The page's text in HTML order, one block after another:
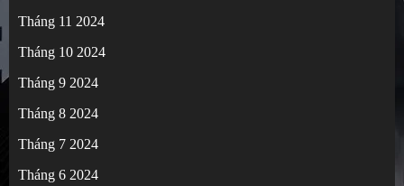
Tháng 11 2024
Tháng 10 2024
Tháng 9 2024
Tháng 8 2024
Tháng 7 2024
Tháng 6 2024